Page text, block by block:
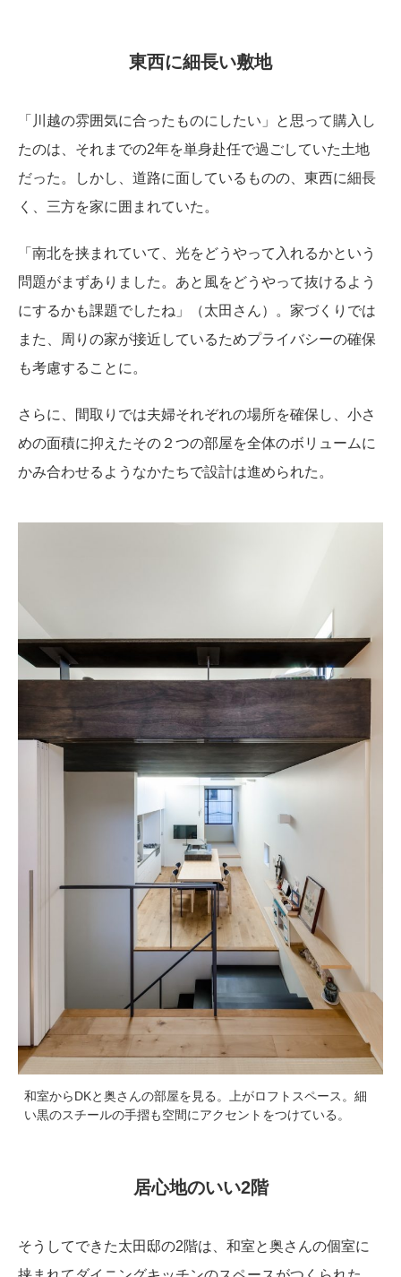
東西に細長い敷地
「川越の雰囲気に合ったものにしたい」と思って購入し
たのは、それまでの2年を単身赴任で過ごしていた土地
だった。しかし、道路に面しているものの、東西に細長
く、三方を家に囲まれていた。
「南北を挟まれていて、光をどうやって入れるかという
問題がまずありました。あと風をどうやって抜けるよう
にするかも課題でしたね」（太田さん）。家づくりでは
また、周りの家が接近しているためプライバシーの確保
も考慮することに。
さらに、間取りでは夫婦それぞれの場所を確保し、小さ
めの面積に抑えたその２つの部屋を全体のボリュームに
かみ合わせるようなかたちで設計は進められた。
和室からDKと奥さんの部屋を見る。上がロフトスペース。細
い黒のスチールの手摺も空間にアクセントをつけている。
居心地のいい2階
そうしてできた太田邸の2階は、和室と奥さんの個室に